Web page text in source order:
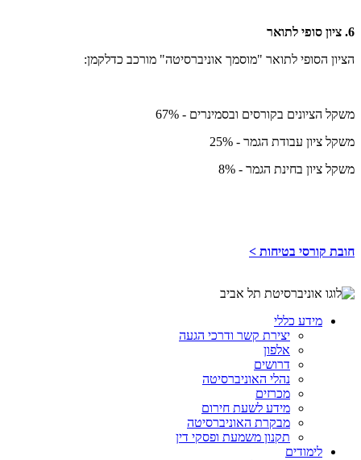
6. ציון סופי לתואר
הציון הסופי לתואר "מוסמך אוניברסיטה" מורכב כדלקמן:
משקל הציונים בקורסים ובסמינרים - 67%
משקל ציון עבודת הגמר - 25%
משקל ציון בחינת הגמר - 8%
חובת קורסי בטיחות >
מידע כללי
יצירת קשר ודרכי הגעה
אלפון
דרושים
נהלי האוניברסיטה
מכרזים
מידע לשעת חירום
מבקרת האוניברסיטה
תקנון משמעת ופסקי דין
לימודים